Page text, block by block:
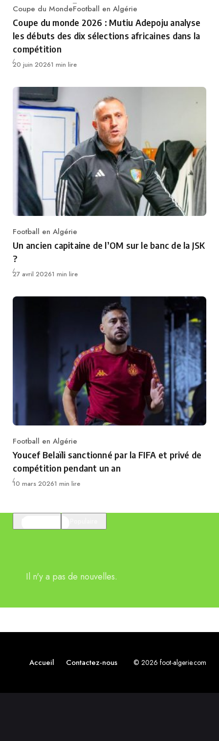
Category
Coupe du MondeFootball en Algérie
Coupe du monde 2026 : Mutiu Adepoju analyse
les débuts des dix sélections africaines dans la
compétition
Publié
20 juin 20261 min lire
Category
Football en Algérie
Un ancien capitaine de l’OM sur le banc de la JSK
?
Publié
27 avril 20261 min lire
Category
Football en Algérie
Youcef Belaïli sanctionné par la FIFA et privé de
compétition pendant un an
Publié
10 mars 20261 min lire
Il n'y a pas de nouvelles.
Accueil Contactez-nous © 2026 foot-algerie.com